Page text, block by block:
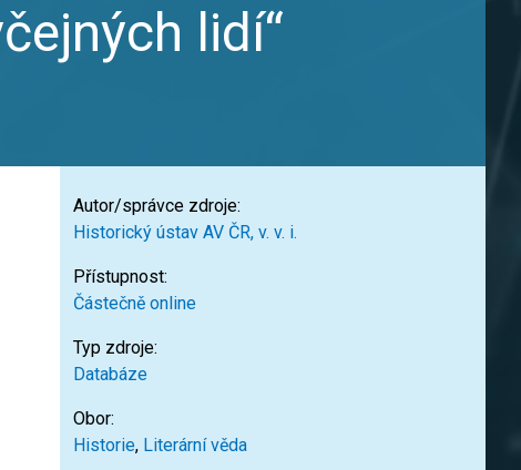
lidí“
Autor/správce zdroje:
Historický ústav AV ČR, v. v. i.
Přístupnost:
Částečně online
Typ zdroje:
Databáze
Obor:
Historie, Literární věda